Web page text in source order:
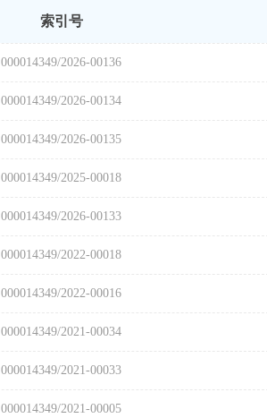
索引号
000014349/2026-00136
000014349/2026-00134
000014349/2026-00135
000014349/2025-00018
000014349/2026-00133
000014349/2022-00018
000014349/2022-00016
000014349/2021-00034
000014349/2021-00033
000014349/2021-00005